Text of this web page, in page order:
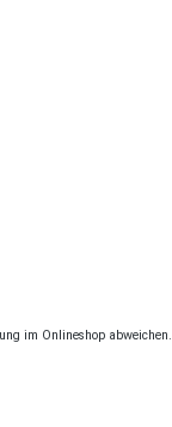
im Onlineshop abweichen.